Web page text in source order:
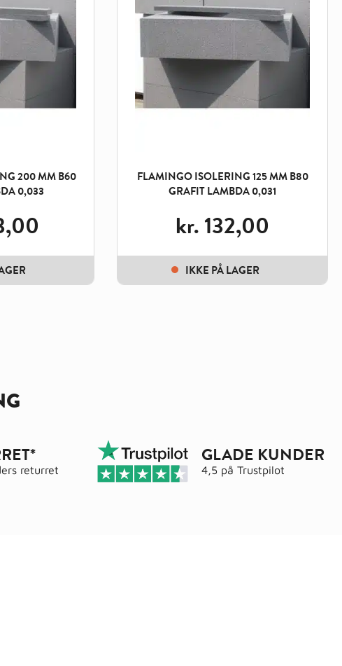
200 MM B60
0,033
FLAMINGO ISOLERING 125 MM B80
GRAFIT LAMBDA 0,031
kr.132,00
IKKE PÅ LAGER
returret
GLADE KUNDER
4,5 på Trustpilot